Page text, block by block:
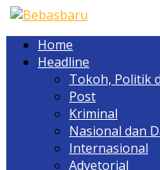
Home
Headline
Tokoh, Politik
Post
Kriminal
Nasional dan
Internasional
Advetorial